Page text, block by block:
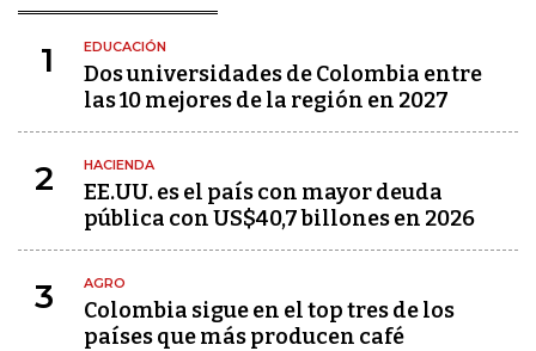
1 EDUCACIÓN
Dos universidades de Colombia entre
las 10 mejores de la región en 2027
2 HACIENDA
EE.UU. es el país con mayor deuda
pública con US$40,7 billones en 2026
3 AGRO
Colombia sigue en el top tres de los
países que más producen café